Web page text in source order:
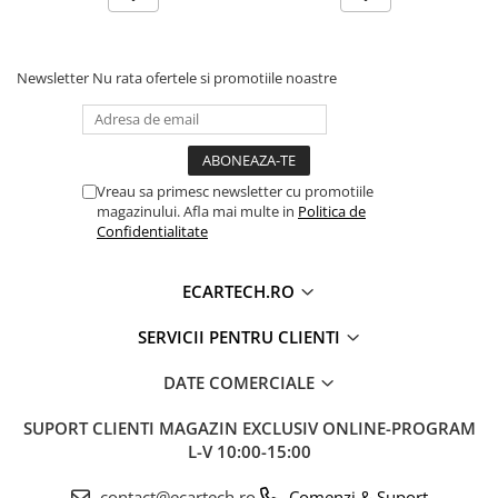
Unitatea integrează hardware un ventilator de
vară sau în timpul utilizării intense (ex: rulare
simultană Waze + YouTube split-screen), prevenind
lag-ul și blocajele de sistem.
UIS 7862 Octa-Core 2.0 GHz (Viteză
maximă de procesare)
💾Memorie:8GB RAM / 128GB Stocare Internă
Fi 5G (Dual Band)
Newsletter Nu rata ofertele si promotiile noastre
Vreau sa primesc newsletter cu promotiile
magazinului. Afla mai multe in Politica de
Confidentialitate
ECARTECH.RO
SERVICII PENTRU CLIENTI
DATE COMERCIALE
SUPORT CLIENTI MAGAZIN EXCLUSIV ONLINE-PROGRAM
L-V 10:00-15:00